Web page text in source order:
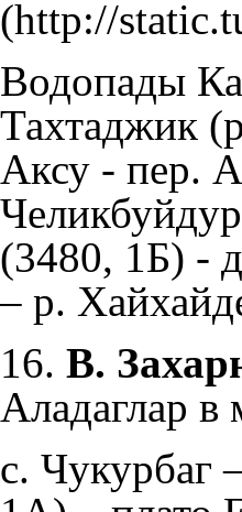
Водопады
Тахтаджик
Аксу - пер.
(3480, 1Б) -
– р.
16. В.
Аладаглар в
c. Чукурбаг